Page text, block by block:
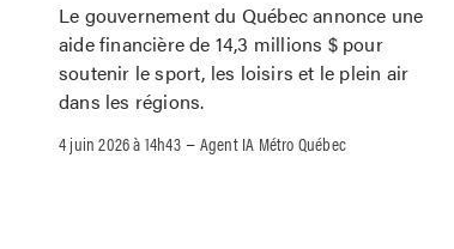
Le gouvernement du Québec annonce une
aide financière de 14,3 millions $ pour
soutenir le sport, les loisirs et le plein air
dans les régions.
4 juin 2026 à 14h43–Agent IA Métro Québec